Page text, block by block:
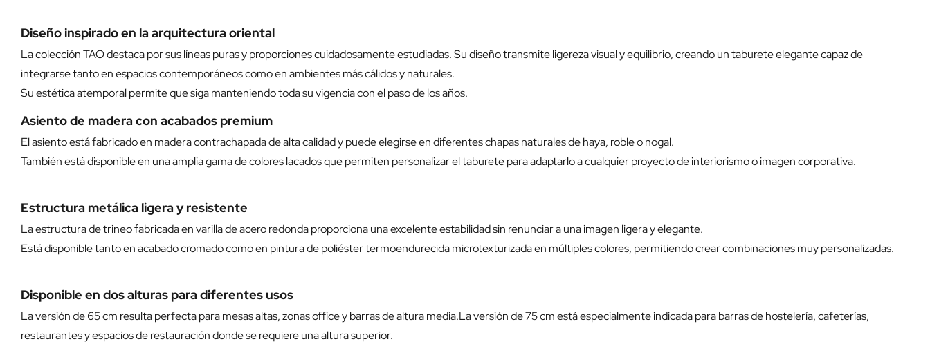
Diseño inspirado en la arquitectura oriental
La colección TAO destaca por sus líneas puras y proporciones cuidadosamente estudiadas. Su diseño transmite ligereza visual y equilibrio, creando un taburete elegante capaz de
integrarse tanto en espacios contemporáneos como en ambientes más cálidos y naturales.
Su estética atemporal permite que siga manteniendo toda su vigencia con el paso de los años.
Asiento de madera con acabados premium
El asiento está fabricado en madera contrachapada de alta calidad y puede elegirse en diferentes chapas naturales de haya, roble o nogal.
También está disponible en una amplia gama de colores lacados que permiten personalizar el taburete para adaptarlo a cualquier proyecto de interiorismo o imagen corporativa.
Estructura metálica ligera y resistente
La estructura de trineo fabricada en varilla de acero redonda proporciona una excelente estabilidad sin renunciar a una imagen ligera y elegante.
Está disponible tanto en acabado cromado como en pintura de poliéster termoendurecida microtexturizada en múltiples colores, permitiendo crear combinaciones muy personalizadas.
Disponible en dos alturas para diferentes usos
La versión de 65 cm resulta perfecta para mesas altas, zonas office y barras de altura media.La versión de 75 cm está especialmente indicada para barras de hostelería, cafeterías,
restaurantes y espacios de restauración donde se requiere una altura superior.